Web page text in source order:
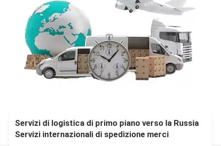
Servizi di logistica di primo piano verso la Russia
Servizi internazionali di spedizione merci